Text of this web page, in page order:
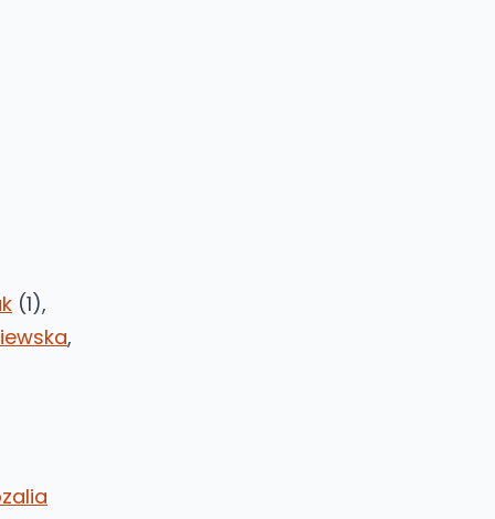
(1),
,